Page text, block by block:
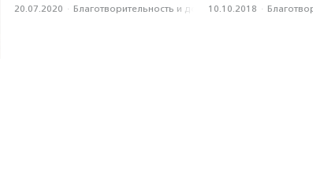
20.07.2020 · Благотвори­тель­ность и доброволь­чест­во
10.10.2018 ·